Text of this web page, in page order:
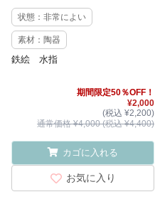
状態：非常によい
素材：陶器
鉄絵 水指
期間限定50％OFF！
¥2,000
(税込 ¥2,200)
通常価格 ¥4,000 (税込 ¥4,400)
カゴに入れる
お気に入り